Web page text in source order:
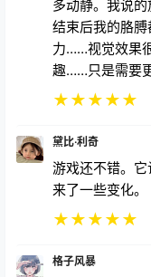
多动静。我说
结束后我的胳
力……视觉效果
趣……只是需要
★★★★★
黛比·利奇
游戏还不错。
来了一些变化。
★★★★★
格子风暴